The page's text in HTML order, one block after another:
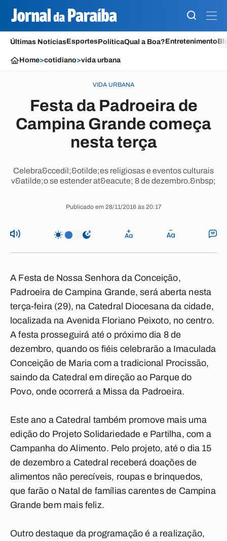
Últimas NotíciasEsportesPolíticaQual a Boa?Entretenimento
Home>cotidiano>vida urbana
VIDA URBANA
Festa da Padroeira de
Campina Grande começa
nesta terça
Celebra&ccedil;&otilde;es religiosas e eventos culturais
v&atilde;o se estender at&eacute; 8 de dezembro.&nbsp;
Publicado em 28/11/2016 às 20:17
A Festa de Nossa Senhora da Conceição,
Padroeira de Campina Grande, será aberta nesta
terça-feira (29), na Catedral Diocesana da cidade,
localizada na Avenida Floriano Peixoto, no centro.
A festa prosseguirá até o próximo dia 8 de
dezembro, quando os fiéis celebrarão a Imaculada
Conceição de Maria com a tradicional Procissão,
saindo da Catedral em direção ao Parque do
Povo, onde ocorrerá a Missa da Padroeira.
Este ano a Catedral também promove mais uma
edição do Projeto Solidariedade e Partilha, com a
Campanha do Alimento. Pelo projeto, até o dia 15
de dezembro a Catedral receberá doações de
alimentos não perecíveis, roupas e brinquedos,
que farão o Natal de famílias carentes de Campina
Grande bem mais feliz.
Outro destaque da programação é a realização,